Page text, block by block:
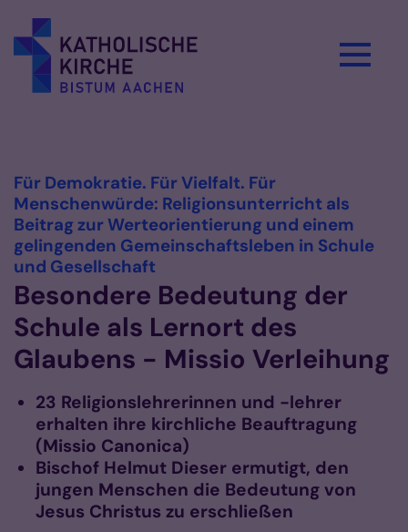
Für Demokratie. Für Vielfalt. Für
Menschenwürde: Religionsunterricht als
Beitrag zur Werteorientierung und einem
gelingenden Gemeinschaftsleben in Schule
und Gesellschaft
Besondere Bedeutung der
Schule als Lernort des
Glaubens - Missio Verleihung
23 Religionslehrerinnen und -lehrer
erhalten ihre kirchliche Beauftragung
(Missio Canonica)
Bischof Helmut Dieser ermutigt, den
jungen Menschen die Bedeutung von
Jesus Christus zu erschließen